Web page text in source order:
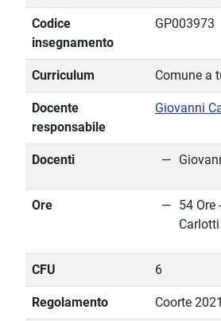
Codice
insegnamento
GP003973
Curriculum Comune a
Docente
responsabile
Giovanni
Docenti
Ore
54 Ore
Carlotti
CFU 6
Regolamento Coorte 2021